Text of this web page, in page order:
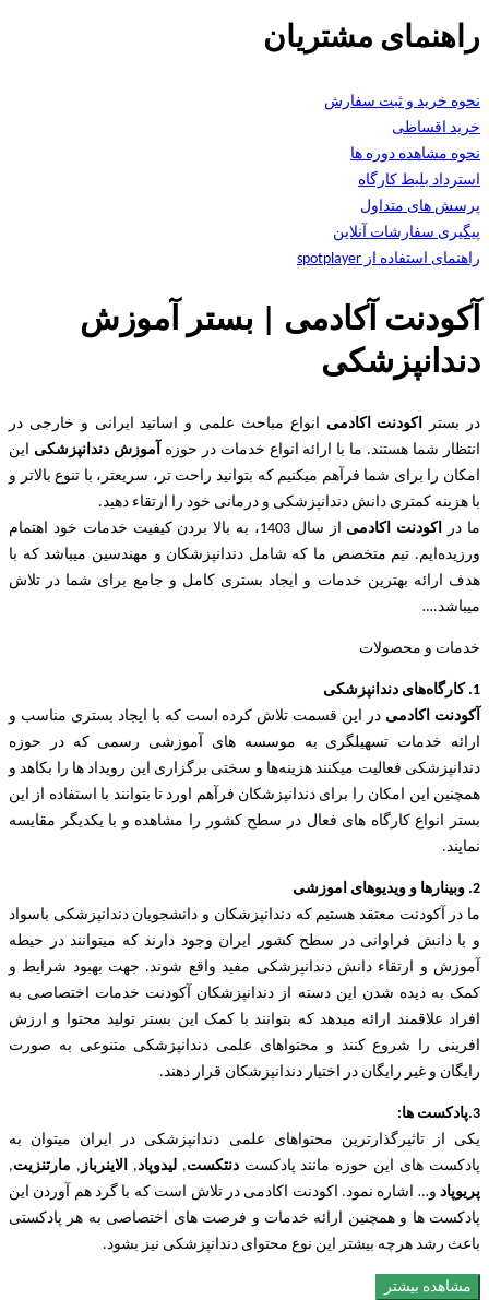
راهنمای مشتریان
نحوه خرید و ثبت سفارش
خرید اقساطی
نحوه مشاهده دوره ها
استرداد بلیط کارگاه
پرسش های متداول
پیگیری سفارشات آنلاین
راهنمای استفاده از spotplayer
آکودنت آکادمی | بستر آموزش
دندانپزشکی
در بستر اکودنت اکادمی انواع مباحث علمی و اساتید ایرانی و خارجی در
انتظار شما هستند. ما با ارائه انواع خدمات در حوزه آموزش دندانپزشکی این
امکان را برای شما فرآهم میکنیم که بتوانید راحت تر، سریعتر، با تنوع بالاتر و
با هزینه کمتری دانش دندانپزشکی و درمانی خود را ارتقاء دهید.
ما در اکودنت اکادمی
از سال 1403، به بالا بردن کیفیت خدمات خود اهتمام
ورزیده‌‌ایم. تیم متخصص ما که شامل دندانپزشکان و مهندسین میباشد که با
هدف ارائه بهترین خدمات و ایجاد بستری کامل و جامع برای شما در تلاش
میباشد.…
خدمات و محصولات
1. کارگاه‌های دندانپزشکی
آکودنت اکادمی در این قسمت تلاش کرده است که با ایجاد بستری مناسب و
ارائه خدمات تسهیلگری به موسسه های آموزشی رسمی که در حوزه
دندانپزشکی فعالیت میکنند هزینه‌ها و سختی برگزاری این رویداد ها را بکاهد و
همچنین این امکان را برای دندانپزشکان فرآهم اورد تا بتوانند با استفاده از این
بستر انواع کارگاه های فعال در سطح کشور را مشاهده و با یکدیگر مقایسه
نمایند.
2. وبینارها و ویدیوهای اموزشی
ما در آکودنت معتقد هستیم که دندانپزشکان و دانشجویان دندانپزشکی باسواد
و با دانش فراوانی در سطح کشور ایران وجود دارند که میتوانند در حیطه
آموزش و ارتقاء دانش دندانپزشکی مفید واقع شوند. جهت بهبود شرایط و
کمک به دیده شدن این دسته از دندانپزشکان آکودنت خدمات اختصاصی به
افراد علاقمند ارائه میدهد که بتوانند با کمک این بستر تولید محتوا و ارزش
افرینی را شروع کنند و محتواهای علمی دندانپزشکی متنوعی به صورت
رایگان و غیر رایگان در اختیار دندانپزشکان قرار دهند.
3.پادکست ها:
یکی از تاثیرگذارترین محتواهای علمی دندانپزشکی در ایران میتوان به
پادکست های این حوزه مانند پادکستدنتکست,لیدوپاد,الاینرباز , مارتنزیت,
پریوپاد و… اشاره نمود. اکودنت اکادمی در تلاش است که با گرد هم آوردن این
پادکست ها و همچنین ارائه خدمات و فرصت های اختصاصی به هر پادکستی
باعث رشد هرچه بیشتر این نوع محتوای دندانپزشکی نیز بشود.
مشاهده بیشتر